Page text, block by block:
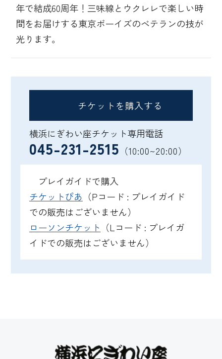
年で結成60周年！三味線とウクレレで楽しい時
間をお届けする東京ボーイズのベテランの技が
光ります。
チケットを購入する
横浜にぎわい座チケット専用電話
045-231-2515 （10:00~20:00）
プレイガイドで購入
チケットぴあ （Pコード : プレイガイド
での販売はございません）
ローソンチケット （Lコード : プレイガ
イドでの販売はございません）